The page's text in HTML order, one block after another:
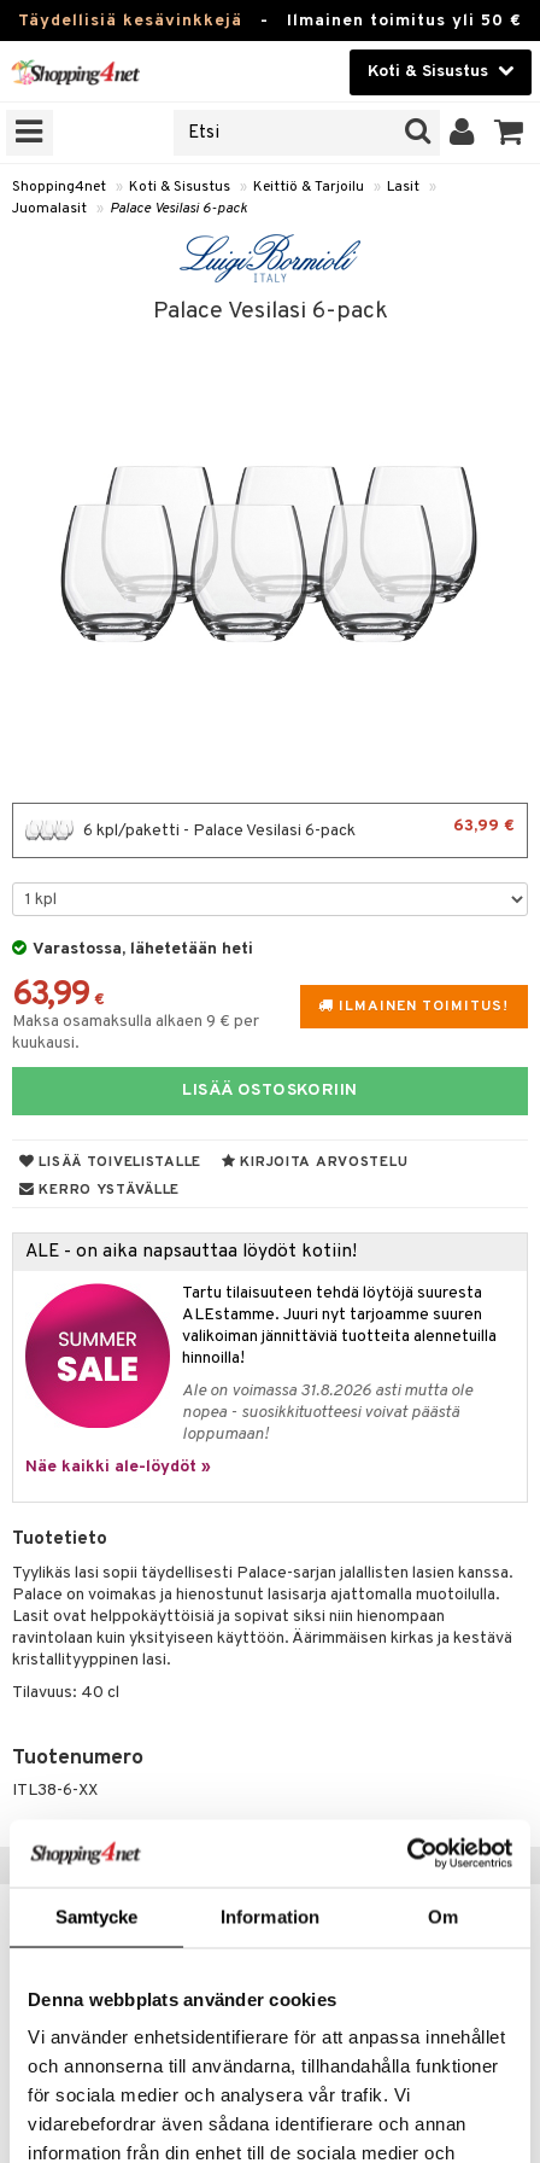
Samtycke Information Om
Denna webbplats använder cookies
Vi använder enhetsidentifierare för att anpassa innehållet
och annonserna till användarna, tillhandahålla funktioner
för sociala medier och analysera vår trafik. Vi
vidarebefordrar även sådana identifierare och annan
information från din enhet till de sociala medier och
Täydellisiä kesävinkkejä - Ilmainen toimitus yli 50 €
Koti & Sisustus
Kauneudenhoito
Piilolinssit
Tuotemerkkejä
Kampanjat
Shopping4net » Koti & Sisustus » Keittiö & Tarjoilu » Lasit »
Juomalasit » Palace Vesilasi 6-pack
Palace Vesilasi 6-pack
6 kpl/paketti - Palace Vesilasi 6-pack 63,99 €
Varastossa, lähetetään heti
ILMAINEN TOIMITUS!
63,99 €
Maksa osamaksulla alkaen 9 € per
kuukausi.
LISÄÄ OSTOSKORIIN
LISÄÄ TOIVELISTALLE
KIRJOITA ARVOSTELU
KERRO YSTÄVÄLLE
ALE - on aika napsauttaa löydöt kotiin!
Tartu tilaisuuteen tehdä löytöjä suuresta
ALEstamme. Juuri nyt tarjoamme suuren
valikoiman jännittäviä tuotteita alennetuilla
hinnoilla!
Ale on voimassa 31.8.2026 asti mutta ole
nopea - suosikkituotteesi voivat päästä
loppumaan!
Näe kaikki ale-löydöt »
Tuotetieto
Tyylikäs lasi sopii täydellisesti Palace-sarjan jalallisten lasien kanssa.
Palace on voimakas ja hienostunut lasisarja ajattomalla muotoilulla.
Lasit ovat helppokäyttöisiä ja sopivat siksi niin hienompaan
ravintolaan kuin yksityiseen käyttöön. Äärimmäisen kirkas ja kestävä
kristallityyppinen lasi.
Tilavuus: 40 cl
Tuotenumero
ITL38-6-XX
Saatavana useana vaihtoehtona Saatavana useana vaihtoehtona
Tee & Espresso
& Sähkövatkaimet
& Cocktailasit
& Konjakkilasit
lautaset
Kattilat
Maustemyllyt
/ Outdoor
& Kulhot
Siivous
Leivontavuoat
sisustus
tarvikkeita
tekstiilit
koristelu
tekstiilit
Saalit
& Tyynyliinat
& Veistokset
& Hyllyt
& Korit
tekstiilit
tekstiilit
& Tyynyliinat
& Peitot
& vastauksia